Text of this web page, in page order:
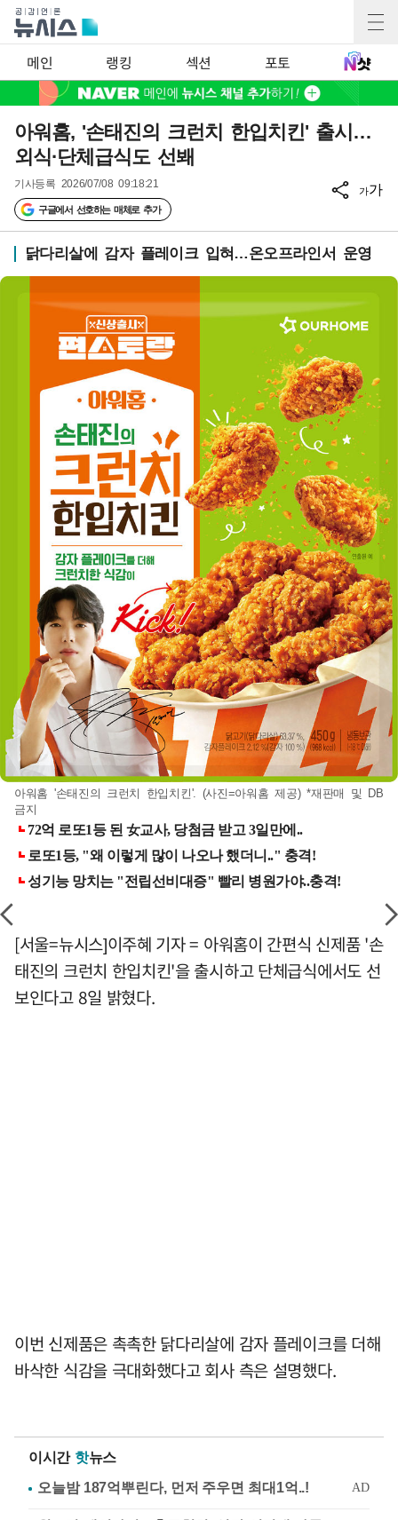
메인 랭킹 섹션 포토
아워홈, '손태진의 크런치 한입치킨' 출시…
외식·단체급식도 선봬
기사등록 2026/07/08 09:18:21
구글에서 선호하는 매체로 추가
가가
닭다리살에 감자 플레이크 입혀…온오프라인서 운영
아워홈 '손태진의 크런치 한입치킨'. (사진=아워홈 제공) *재판매 및 DB
금지
[서울=뉴시스]이주혜 기자 = 아워홈이 간편식 신제품 '손
태진의 크런치 한입치킨'을 출시하고 단체급식에서도 선
보인다고 8일 밝혔다.
이번 신제품은 촉촉한 닭다리살에 감자 플레이크를 더해
바삭한 식감을 극대화했다고 회사 측은 설명했다.
이시간 핫뉴스